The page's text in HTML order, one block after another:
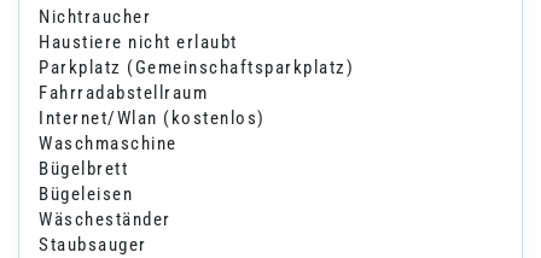
Nichtraucher
Haustiere nicht erlaubt
Parkplatz (Gemeinschaftsparkplatz)
Fahrradabstellraum
Internet/Wlan (kostenlos)
Waschmaschine
Bügelbrett
Bügeleisen
Wäscheständer
Staubsauger